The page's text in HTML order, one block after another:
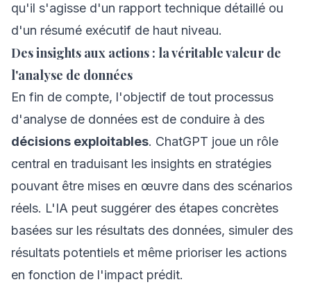
qu'il s'agisse d'un rapport technique détaillé ou
d'un résumé exécutif de haut niveau.
Des insights aux actions : la véritable valeur de
l'analyse de données
En fin de compte, l'objectif de tout processus
d'analyse de données est de conduire à des
décisions exploitables. ChatGPT joue un rôle
central en traduisant les insights en stratégies
pouvant être mises en œuvre dans des scénarios
réels. L'IA peut suggérer des étapes concrètes
basées sur les résultats des données, simuler des
résultats potentiels et même prioriser les actions
en fonction de l'impact prédit.